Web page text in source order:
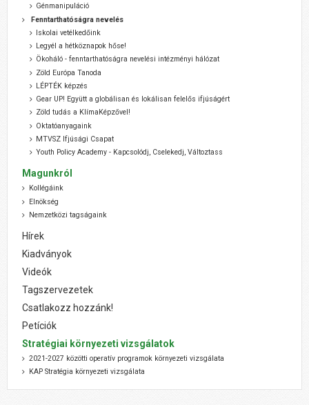
Génmanipuláció
Fenntarthatóságra nevelés
Iskolai vetélkedőink
Legyél a hétköznapok hőse!
Ökoháló - fenntarthatóságra nevelési intézményi hálózat
Zöld Európa Tanoda
LÉPTÉK képzés
Gear UP! Együtt a globálisan és lokálisan felelős ifjúságért
Zöld tudás a KlímaKépzővel!
Oktatóanyagaink
MTVSZ Ifjúsági Csapat
Youth Policy Academy - Kapcsolódj, Cselekedj, Változtass
Magunkról
Kollégáink
Elnökség
Nemzetközi tagságaink
Hírek
Kiadványok
Videók
Tagszervezetek
Csatlakozz hozzánk!
Petíciók
Stratégiai környezeti vizsgálatok
2021-2027 közötti operatív programok környezeti vizsgálata
KAP Stratégia környezeti vizsgálata